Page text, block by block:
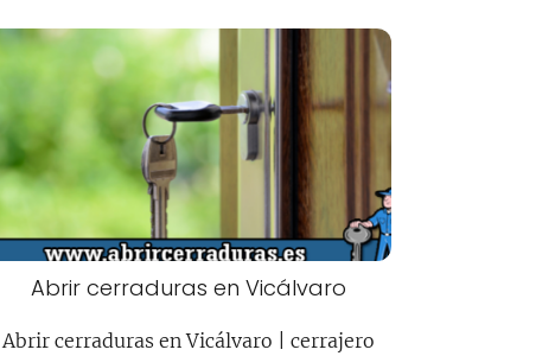
Abrir cerraduras en Vicálvaro
Abrir cerraduras en Vicálvaro | cerrajero